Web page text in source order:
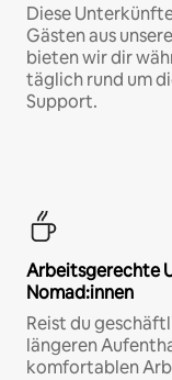
Diese
Gästen aus
bieten wir dir
täglich rund um
Support.
Arbeitsgerechte
Nomad:innen
Reist du
längeren
komfortablen